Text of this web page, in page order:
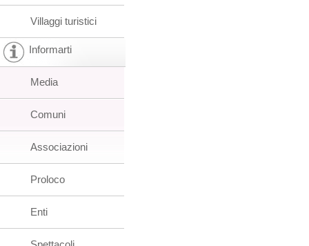
Villaggi turistici
Informarti
Media
Comuni
Associazioni
Proloco
Enti